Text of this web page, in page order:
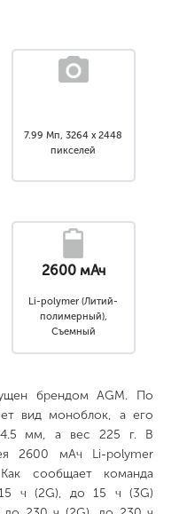
7.99 Мп, 3264 x 2448
пикселей
2600 мАч
Li-polymer (Литий-
полимерный),
Съемный
брендом AGM. По
вид моноблок, а его
мм, а вес 225 г. В
2600 мАч Li-polymer
сообщает команда
15 ч (2G), до 15 ч (3G)